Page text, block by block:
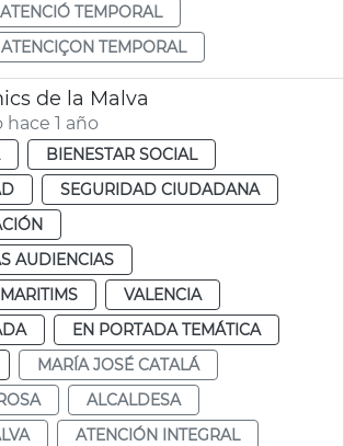
TEMPORAL
TEMPORAL
de la Malva
1 año
BIENESTAR SOCIAL
SEGURIDAD CIUDADANA
AUDIENCIAS
VALENCIA
EN PORTADA TEMÁTICA
MARÍA JOSÉ CATALÁ
ALCALDESA
ATENCIÓN INTEGRAL